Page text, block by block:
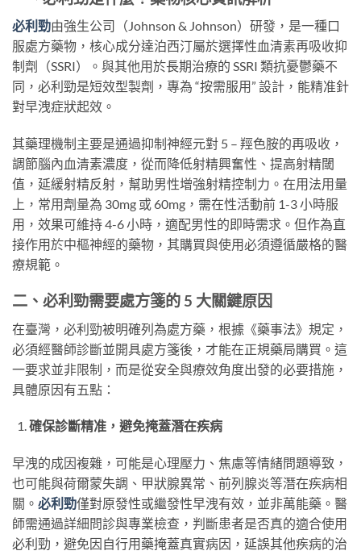
必利勁由強生公司（Johnson & Johnson）研發，是一種口
服處方藥物，核心成分達泊西汀屬於選擇性血清素再吸收抑
制劑（SSRI）。與其他用於長期治療的 SSRI 類抗憂鬱藥不
同，必利勁是短效型製劑，專為 “按需服用” 設計，能精准針
對早洩症狀起效。
其藥理機制主要是通過抑制神經元對 5 – 羥色胺的再吸收，
調節腦內血清素濃度，從而降低射精興奮性、提高射精閾
值，延緩射精反射，幫助男性增強射精控制力。在用法用量
上，常用劑量為 30mg 或 60mg，需在性活動前 1-3 小時服
用，效果可維持 4-6 小時，適配男性的即時需求。但作為直
接作用於中樞神經的藥物，其購買與使用必須遵循嚴格的醫
療規範。
二、必利勁需要處方箋的 5 大關鍵原因
在臺灣，必利勁被明確列為處方藥，根據《藥事法》規定，
必須經醫師診斷並開具處方箋後，才能在正規藥局購買。這
一要求並非限制，而是從安全與療效角度出發的必要措施，
具體原因有五點：
確保診斷精准，避免掩蓋潛在疾病
早洩的成因複雜，可能是心理壓力、焦慮等情緒問題導致，
也可能與荷爾蒙失調、甲狀腺異常、前列腺炎等潛在疾病相
關。 必利勁僅對原發性或繼發性早洩有效，並非萬能藥。醫
師需通過詳細問診與專業檢查，判斷患者是否真的適合使用
必利勁，避免因自行用藥掩蓋真實病因，延誤其他疾病的治